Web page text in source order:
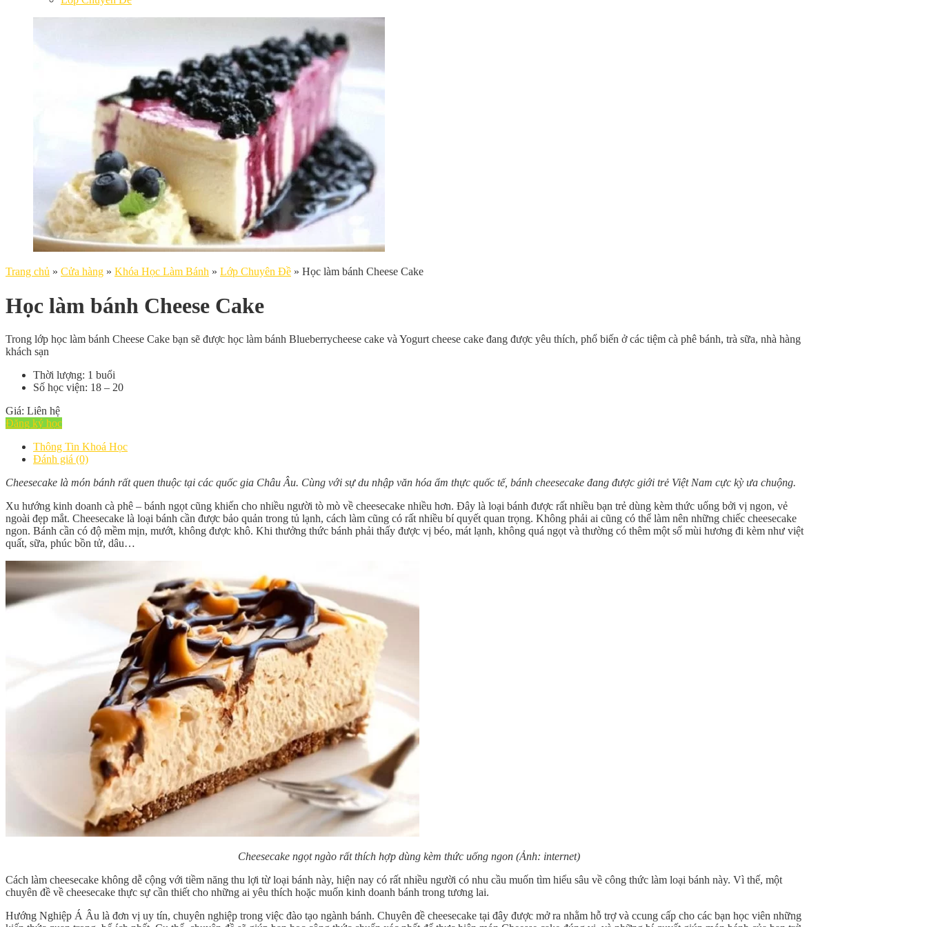
Trang chủ » Cửa hàng » Khóa Học Làm Bánh » Lớp Chuyên Đề » Học làm bánh Cheese Cake
Học làm bánh Cheese Cake
Trong lớp học làm bánh Cheese Cake bạn sẽ được học làm bánh Blueberrycheese cake và Yogurt cheese cake đang được yêu thích, phổ biến ở các tiệm cà phê bánh, trà sữa, nhà hàng
khách sạn
Thời lượng: 1 buổi
Số học viện: 18 – 20
Giá: Liên hệ
Đăng ký học
Thông Tin Khoá Học
Đánh giá (0)
Cheesecake là món bánh rất quen thuộc tại các quốc gia Châu Âu. Cùng với sự du nhập văn hóa ẩm thực quốc tế, bánh cheesecake đang được giới trẻ Việt Nam cực kỳ ưa chuộng.
Xu hướng kinh doanh cà phê – bánh ngọt cũng khiến cho nhiều người tò mò về cheesecake nhiều hơn. Đây là loại bánh được rất nhiều bạn trẻ dùng kèm thức uống bởi vị ngon, vẻ
ngoài đẹp mắt. Cheesecake là loại bánh cần được bảo quản trong tủ lạnh, cách làm cũng có rất nhiều bí quyết quan trọng. Không phải ai cũng có thể làm nên những chiếc cheesecake
ngon. Bánh cần có độ mềm mịn, mướt, không được khô. Khi thưởng thức bánh phải thấy được vị béo, mát lạnh, không quá ngọt và thường có thêm một số mùi hương đi kèm như việt
quất, sữa, phúc bồn tử, dâu…
Cheesecake ngọt ngào rất thích hợp dùng kèm thức uống ngon (Ảnh: internet)
Cách làm cheesecake không dễ cộng với tiềm năng thu lợi từ loại bánh này, hiện nay có rất nhiều người có nhu cầu muốn tìm hiểu sâu về công thức làm loại bánh này. Vì thế, một
chuyên đề về cheesecake thực sự cần thiết cho những ai yêu thích hoặc muốn kinh doanh bánh trong tương lai.
Hướng Nghiệp Á Âu là đơn vị uy tín, chuyên nghiệp trong việc đào tạo ngành bánh. Chuyên đề cheesecake tại đây được mở ra nhằm hỗ trợ và ccung cấp cho các bạn học viên những